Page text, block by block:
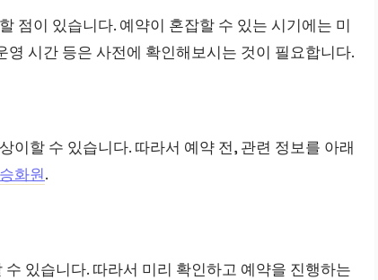
점이 있습니다. 예약이 혼잡할 수 있는 시기에는 미
시간 등은 사전에 확인해보시는 것이 필요합니다.
이할 수 있습니다. 따라서 예약 전, 관련 정보를 아래
화원.
있습니다. 따라서 미리 확인하고 예약을 진행하는